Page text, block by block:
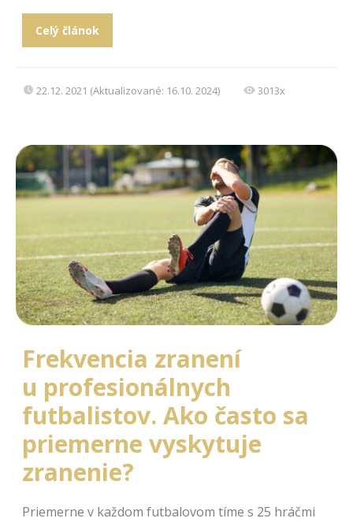
Celý článok
22.12. 2021 (Aktualizované: 16.10. 2024) 3013x
Frekvencia zranení
u profesionálnych
futbalistov. Ako často sa
priemerne vyskytuje
zranenie?
Priemerne v každom futbalovom tíme s 25 hráčmi